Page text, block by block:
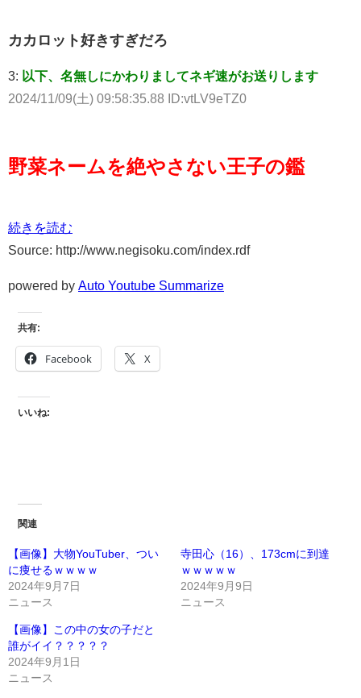
カカロット好きすぎだろ
3: 以下、名無しにかわりましてネギ速がお送りします
2024/11/09(土) 09:58:35.88 ID:vtLV9eTZ0
野菜ネームを絶やさない王子の鑑
続きを読む
Source: http://www.negisoku.com/index.rdf
powered by Auto Youtube Summarize
共有:
Facebook X
いいね:
関連
【画像】大物YouTuber、つい
に痩せるｗｗｗｗ
2024年9月7日
ニュース
寺田心（16）、173cmに到達
ｗｗｗｗｗ
2024年9月9日
ニュース
【画像】この中の女の子だと
誰がイイ？？？？？
2024年9月1日
ニュース